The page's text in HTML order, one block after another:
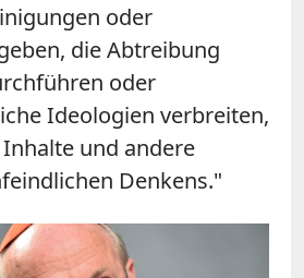
oder
die Abtreibung
oder
Ideologien verbreiten,
und andere
Denkens."